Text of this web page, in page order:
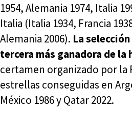
1954, Alemania 1974, Italia
Italia (Italia 1934, Francia
Alemania 2006). La
tercera más ganadora de la
certamen organizado por la
estrellas conseguidas en
México 1986 y Qatar 2022.